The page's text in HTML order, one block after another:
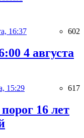
16:37 602
4 августа
15:29 617
16 лет